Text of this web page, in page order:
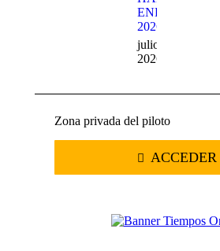
ENDURO
2026
julio 22,
2026
Zona privada del piloto
ACCEDER